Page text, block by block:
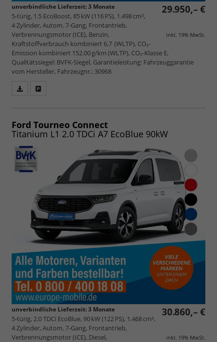
29.950,– €
inkl. 19% MwSt.
unverbindliche Lieferzeit:3 Monate
5-türig, 1.5 EcoBoost, 85 kW (116 PS), 1.498 cm³,
4 Zylinder, Autom. 7-Gang, Frontantrieb,
Verbrennungsmotor (ICE), Benzin,
Kraftstoffverbrauch kombiniert 6,7 (WLTP), CO₂-
Emission kombiniert 152.00 g/km (WLTP), CO₂-Klasse E,
Qualitätssiegel: BVFK-Siegel, Garantieleistung: Fahrzeuggarantie
vom Hersteller, Fahrzeugnr.: 30968
speichern/drucken
Ford Tourneo Connect
Titanium L1 2.0 TDCi A7 EcoBlue 90kW
30.860,– €
inkl. 19% MwSt.
unverbindliche Lieferzeit:3 Monate
5-türig, 2.0 TDCi EcoBlue, 90 kW (122 PS), 1.468 cm³,
4 Zylinder, Autom. 7-Gang, Frontantrieb,
Verbrennungsmotor (ICE), Diesel,